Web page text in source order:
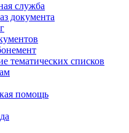
служба
документа
тематических списков
помощь